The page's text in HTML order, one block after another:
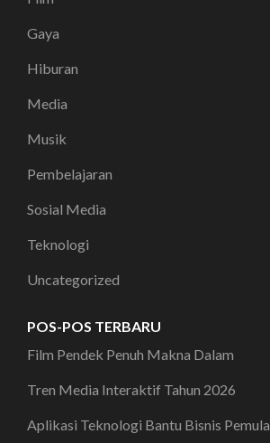
Gaya
Hiburan
Media
Musik
Pembelajaran
Sosial Media
Teknologi
Uncategorized
POS-POS TERBARU
Film Pendek Penuh Makna Dalam
Tren Media Interaktif Tahun 2026
Aplikasi Teknologi Bantu Bisnis Pemula